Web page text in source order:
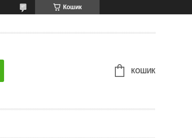
Кошик
КОШИК